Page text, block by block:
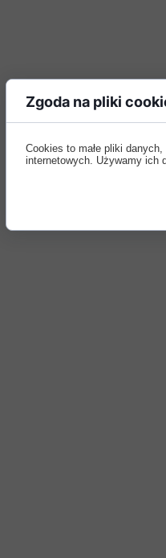
Zgoda na pliki
Cookies to małe pliki
internetowych. Używamy ich